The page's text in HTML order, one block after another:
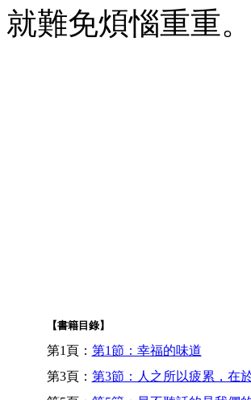
就難免煩惱重重
【書籍目錄】
第1頁： 第1節：幸福的味道
第3頁： 第3節：人之所以疲累，在